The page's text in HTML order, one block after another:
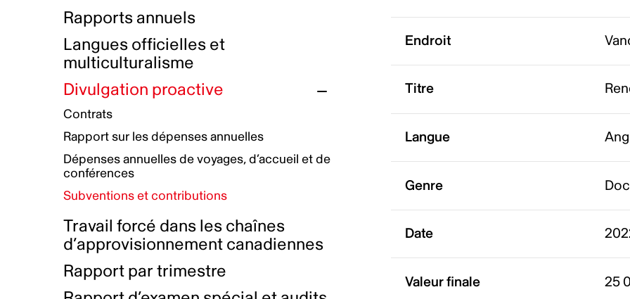
Initiatives autochtones
Plan de réconciliation autochtone
Groupe de travail autochtone
Principes directeurs sur le
harcèlement
Plan d’action pour la parité
Plan d'équité, de diversité,
d'inclusion et d'accessibilité
Boîte à outils pour le récit authentique
Collecte de données et l’auto-identification
Plan d'accessibilité
Rémunération et avantages
Prix et certifications
Nos valeurs d’entreprise
Rapports annuels
Langues officielles et
multiculturalisme
Divulgation proactive
Contrats
Rapport sur les dépenses annuelles
Dépenses annuelles de voyages, d’accueil et de
conférences
Subventions et contributions
Travail forcé dans les chaînes
d’approvisionnement canadiennes
Rapport par trimestre
Endroit
Titre
Langue
Genre
Date
Valeur finale 25